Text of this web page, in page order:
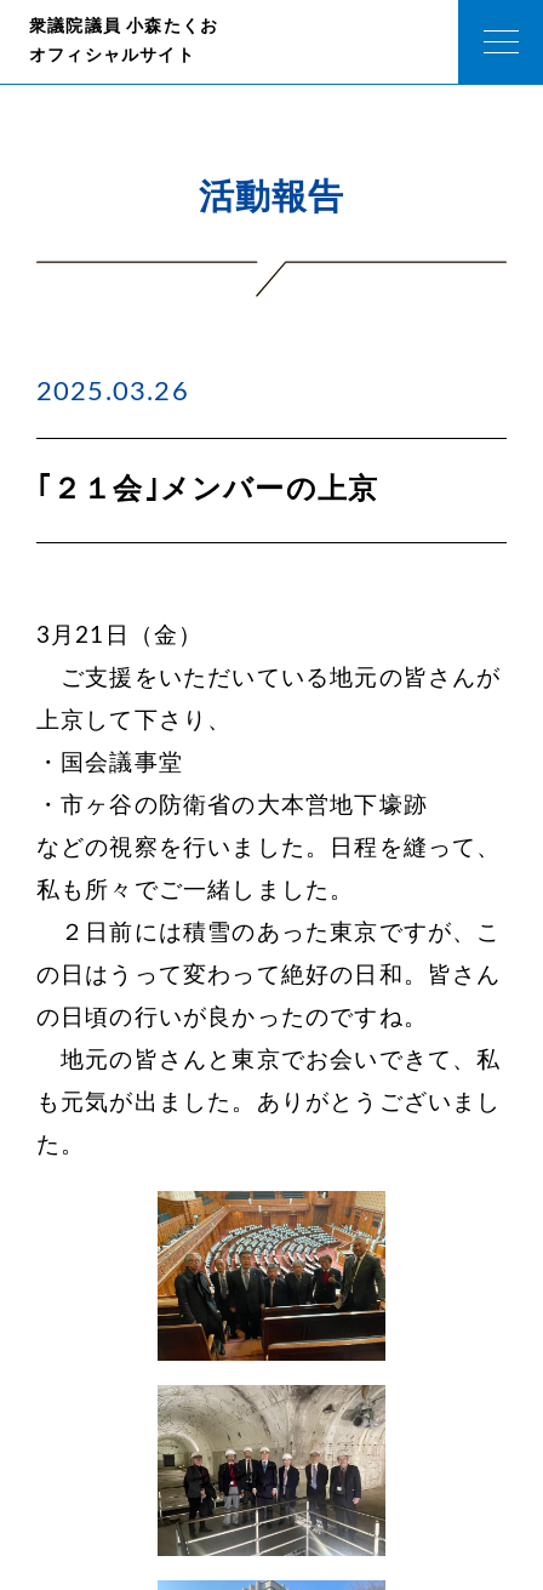
衆議院議員 小森たくお
オフィシャルサイト
活動報告
2025.03.26
｢２１会｣メンバーの上京
3月21日（金）
ご支援をいただいている地元の皆さんが
上京して下さり、
・国会議事堂
・市ヶ谷の防衛省の大本営地下壕跡
などの視察を行いました。日程を縫って、
私も所々でご一緒しました。
２日前には積雪のあった東京ですが、こ
の日はうって変わって絶好の日和。皆さん
の日頃の行いが良かったのですね。
地元の皆さんと東京でお会いできて、私
も元気が出ました。ありがとうございまし
た。